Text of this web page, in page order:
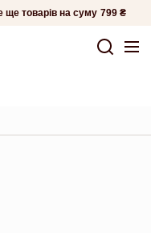
ще товарів на суму 799 ₴